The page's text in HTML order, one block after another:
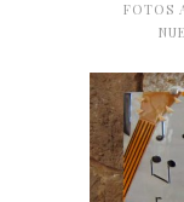
FOTOS